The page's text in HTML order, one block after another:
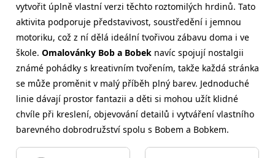
vytvořit úplně vlastní verzi těchto roztomilých hrdinů. Tato
aktivita podporuje představivost, soustředění i jemnou
motoriku, což z ní dělá ideální tvořivou zábavu doma i ve
škole. Omalovánky Bob a Bobek navíc spojují nostalgii
známé pohádky s kreativním tvořením, takže každá stránka
se může proměnit v malý příběh plný barev. Jednoduché
linie dávají prostor fantazii a děti si mohou užít klidné
chvíle při kreslení, objevování detailů i vytváření vlastního
barevného dobrodružství spolu s Bobem a Bobkem.